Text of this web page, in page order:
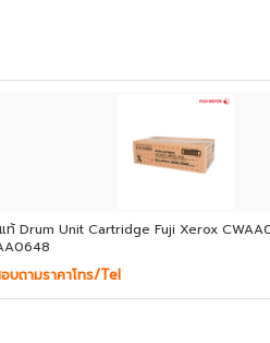
ท้ Drum Unit Cartridge Fuji Xerox
บถามราคาโทร/Tel